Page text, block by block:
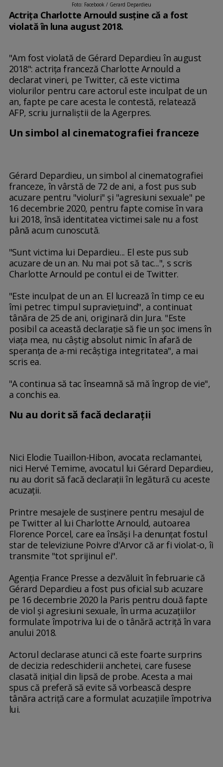
Foto: Facebook / Gerard Depardieu
Actrița Charlotte Arnould susține că a fost
violată în luna august 2018.
"Am fost violată de Gérard Depardieu în august
2018": actriţa franceză Charlotte Arnould a
declarat vineri, pe Twitter, că este victima
violurilor pentru care actorul este inculpat de un
an, fapte pe care acesta le contestă, relatează
AFP, scriu jurnaliștii de la Agerpres.
Un simbol al cinematografiei franceze
Gérard Depardieu, un simbol al cinematografiei
franceze, în vârstă de 72 de ani, a fost pus sub
acuzare pentru "violuri" şi "agresiuni sexuale" pe
16 decembrie 2020, pentru fapte comise în vara
lui 2018, însă identitatea victimei sale nu a fost
până acum cunoscută.
"Sunt victima lui Depardieu... El este pus sub
acuzare de un an. Nu mai pot să tac...", s scris
Charlotte Arnould pe contul ei de Twitter.
"Este inculpat de un an. El lucrează în timp ce eu
îmi petrec timpul supravieţuind", a continuat
tânăra de 25 de ani, originară din Jura. "Este
posibil ca această declaraţie să fie un şoc imens în
viaţa mea, nu câştig absolut nimic în afară de
speranţa de a-mi recâştiga integritatea", a mai
scris ea.
"A continua să tac înseamnă să mă îngrop de vie",
a conchis ea.
Nu au dorit să facă declaraţii
Nici Elodie Tuaillon-Hibon, avocata reclamantei,
nici Hervé Temime, avocatul lui Gérard Depardieu,
nu au dorit să facă declaraţii în legătură cu aceste
acuzaţii.
Printre mesajele de susţinere pentru mesajul de
pe Twitter al lui Charlotte Arnould, autoarea
Florence Porcel, care ea însăşi l-a denunţat fostul
star de televiziune Poivre d'Arvor că ar fi violat-o, îi
transmite "tot sprijinul ei".
Agenţia France Presse a dezvăluit în februarie că
Gérard Depardieu a fost pus oficial sub acuzare
pe 16 decembrie 2020 la Paris pentru două fapte
de viol şi agresiuni sexuale, în urma acuzaţiilor
formulate împotriva lui de o tânără actriţă în vara
anului 2018.
Actorul declarase atunci că este foarte surprins
de decizia redeschiderii anchetei, care fusese
clasată iniţial din lipsă de probe. Acesta a mai
spus că preferă să evite să vorbească despre
tânăra actriţă care a formulat acuzaţiile împotriva
lui.